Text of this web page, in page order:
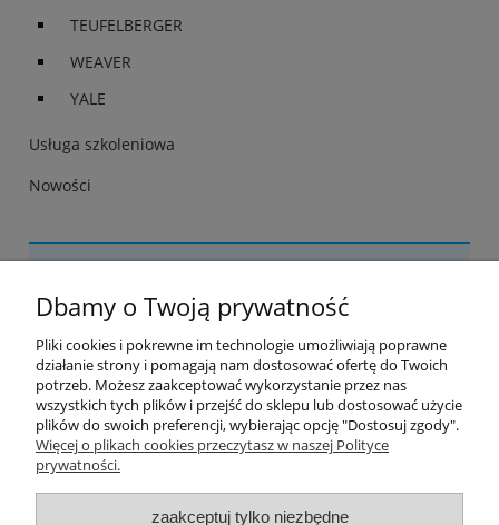
TEUFELBERGER
WEAVER
YALE
Usługa szkoleniowa
Nowości
Pomoc
Strefa treści
Szkoły i kursy arborystyczne
Moje konto
Dbamy o Twoją prywatność
Pliki cookies i pokrewne im technologie umożliwiają poprawne
działanie strony i pomagają nam dostosować ofertę do Twoich
potrzeb. Możesz zaakceptować wykorzystanie przez nas
wszystkich tych plików i przejść do sklepu lub dostosować użycie
plików do swoich preferencji, wybierając opcję "Dostosuj zgody".
Więcej o plikach cookies przeczytasz w naszej Polityce
prywatności.
zaakceptuj tylko niezbędne